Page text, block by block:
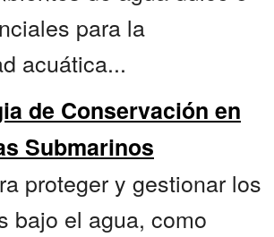
para la
acuática...
de Conservación en
Submarinos
proteger y gestionar los
bajo el agua, como